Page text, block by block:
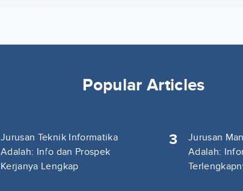
Popular Articles
Jurusan Teknik Informatika
Adalah: Info dan Prospek
Kerjanya Lengkap
3
Jurusan
Adalah: